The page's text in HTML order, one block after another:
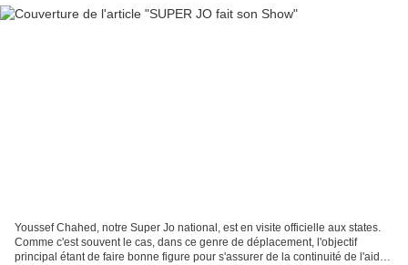
Youssef Chahed, notre Super Jo national, est en visite officielle aux states.
Comme c'est souvent le cas, dans ce genre de déplacement, l'objectif
principal étant de faire bonne figure pour s'assurer de la continuité de l'aide